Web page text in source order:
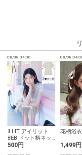
08/08 04:00
ILLIT アイリット
BEB ドット柄ネッ
クリボントップス
500円
08/08
花柄浴
1,499円